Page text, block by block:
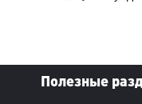
Полезные